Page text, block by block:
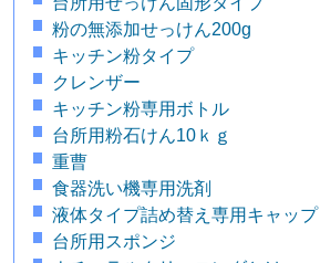
粉の無添加せっけん200g
キッチン粉タイプ
クレンザー
キッチン粉専用ボトル
台所用粉石けん10ｋｇ
重曹
食器洗い機専用洗剤
液体タイプ詰め替え専用キャップ
台所用スポンジ